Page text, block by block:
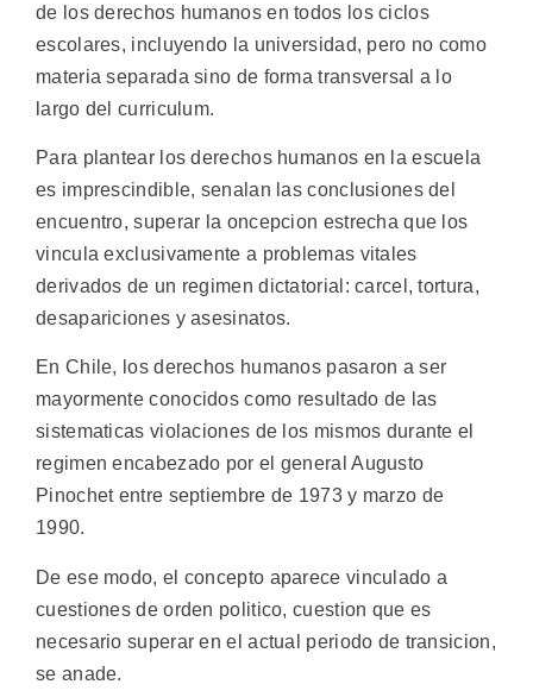
de los derechos humanos en todos los ciclos
escolares, incluyendo la universidad, pero no como
materia separada sino de forma transversal a lo
largo del curriculum.
Para plantear los derechos humanos en la escuela
es imprescindible, senalan las conclusiones del
encuentro, superar la oncepcion estrecha que los
vincula exclusivamente a problemas vitales
derivados de un regimen dictatorial: carcel, tortura,
desapariciones y asesinatos.
En Chile, los derechos humanos pasaron a ser
mayormente conocidos como resultado de las
sistematicas violaciones de los mismos durante el
regimen encabezado por el general Augusto
Pinochet entre septiembre de 1973 y marzo de
1990.
De ese modo, el concepto aparece vinculado a
cuestiones de orden politico, cuestion que es
necesario superar en el actual periodo de transicion,
se anade.